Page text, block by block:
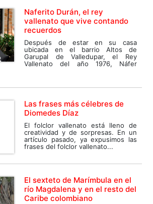
Naferito Durán, el rey
vallenato que vive contando
recuerdos
Después de estar en su casa
ubicada en el barrio Altos de
Garupal de Valledupar, el Rey
Vallenato del año 1976, Náfer
Las frases más célebres de
Diomedes Díaz
El folclor vallenato está lleno de
creatividad y de sorpresas. En un
artículo pasado, ya expusimos las
frases del folclor vallenato...
El sexteto de Marímbula en el
río Magdalena y en el resto del
Caribe colombiano